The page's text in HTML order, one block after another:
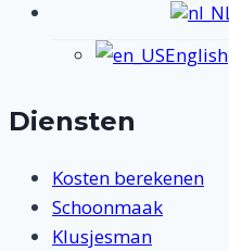
English
Diensten
Kosten berekenen
Schoonmaak
Klusjesman